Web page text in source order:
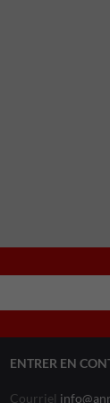
ENTRER EN
Courriel